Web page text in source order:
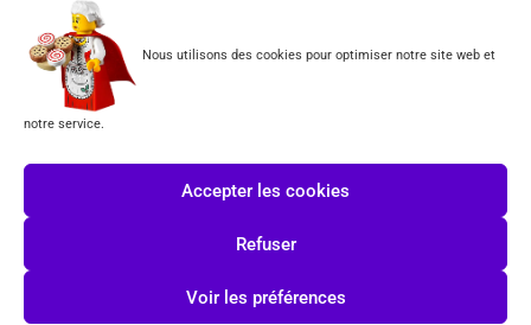
Nous utilisons des cookies pour optimiser notre site web et
notre service.
Accepter les cookies
Refuser
Voir les préférences
Formulaire de rétractation
Tous les produits vendus sur ce site sont fabriqués par LEGO exclusivement. LEGO® est une
en restent les propriétaires. Tous droits réservés.
INSCRIPTION À LA NEWSLETTER